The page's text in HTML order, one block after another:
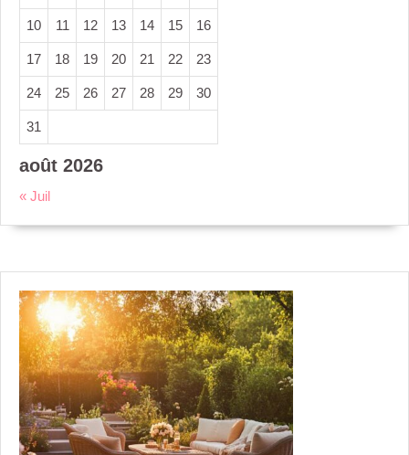
août 2026
10 11 12 13 14 15 16
17 18 19 20 21 22 23
24 25 26 27 28 29 30
31
« Juil